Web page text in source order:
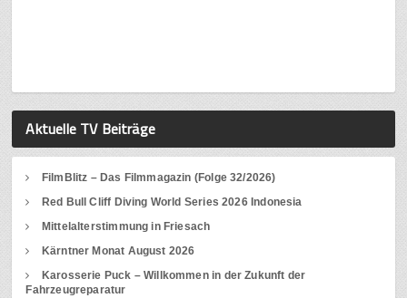
Aktuelle TV Beiträge
FilmBlitz – Das Filmmagazin (Folge 32/2026)
Red Bull Cliff Diving World Series 2026 Indonesia
Mittelalterstimmung in Friesach
Kärntner Monat August 2026
Karosserie Puck – Willkommen in der Zukunft der
Fahrzeugreparatur